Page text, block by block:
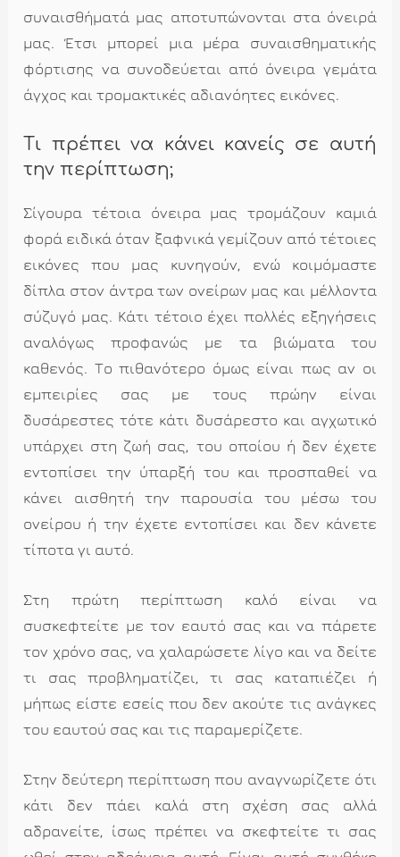
συναισθήματά μας αποτυπώνονται στα όνειρά
μας. Έτσι μπορεί μια μέρα συναισθηματικής
φόρτισης να συνοδεύεται από όνειρα γεμάτα
άγχος και τρομακτικές αδιανόητες εικόνες.
Τι πρέπει να κάνει κανείς σε αυτή
την περίπτωση;
Σίγουρα τέτοια όνειρα μας τρομάζουν καμιά
φορά ειδικά όταν ξαφνικά γεμίζουν από τέτοιες
εικόνες που μας κυνηγούν, ενώ κοιμόμαστε
δίπλα στον άντρα των ονείρων μας και μέλλοντα
σύζυγό μας. Κάτι τέτοιο έχει πολλές εξηγήσεις
αναλόγως προφανώς με τα βιώματα του
καθενός. Το πιθανότερο όμως είναι πως αν οι
εμπειρίες σας με τους πρώην είναι
δυσάρεστες τότε κάτι δυσάρεστο και αγχωτικό
υπάρχει στη ζωή σας, του οποίου ή δεν έχετε
εντοπίσει την ύπαρξή του και προσπαθεί να
κάνει αισθητή την παρουσία του μέσω του
ονείρου ή την έχετε εντοπίσει και δεν κάνετε
τίποτα γι αυτό.
Στη πρώτη περίπτωση καλό είναι να
συσκεφτείτε με τον εαυτό σας και να πάρετε
τον χρόνο σας, να χαλαρώσετε λίγο και να δείτε
τι σας προβληματίζει, τι σας καταπιέζει ή
μήπως είστε εσείς που δεν ακούτε τις ανάγκες
του εαυτού σας και τις παραμερίζετε.
Στην δεύτερη περίπτωση που αναγνωρίζετε ότι
κάτι δεν πάει καλά στη σχέση σας αλλά
αδρανείτε, ίσως πρέπει να σκεφτείτε τι σας